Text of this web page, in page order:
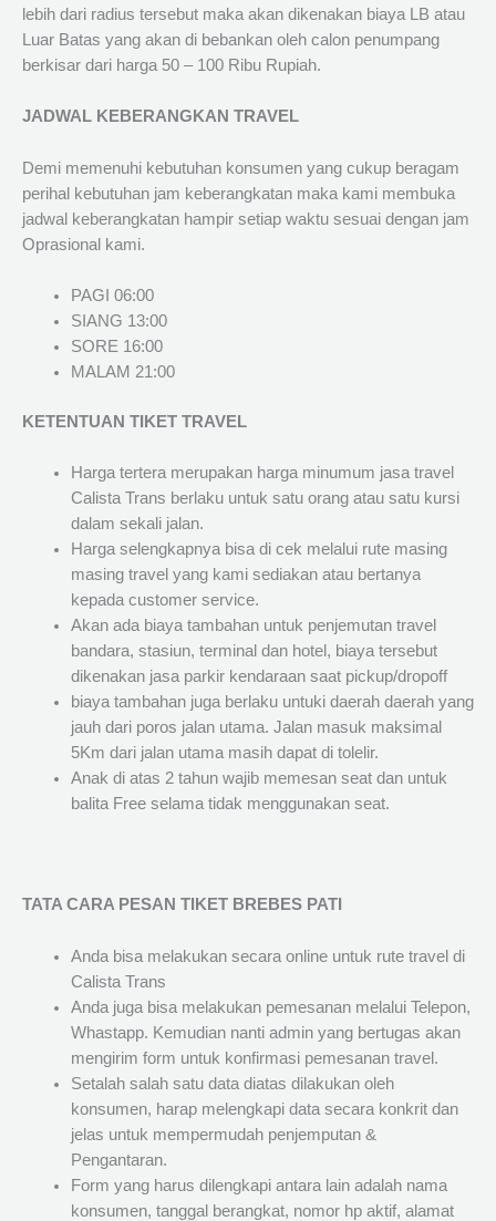
lebih dari radius tersebut maka akan dikenakan biaya LB atau
Luar Batas yang akan di bebankan oleh calon penumpang
berkisar dari harga 50 – 100 Ribu Rupiah.
JADWAL KEBERANGKAN TRAVEL
Demi memenuhi kebutuhan konsumen yang cukup beragam
perihal kebutuhan jam keberangkatan maka kami membuka
jadwal keberangkatan hampir setiap waktu sesuai dengan jam
Oprasional kami.
PAGI 06:00
SIANG 13:00
SORE 16:00
MALAM 21:00
KETENTUAN TIKET TRAVEL
Harga tertera merupakan harga minumum jasa travel
Calista Trans berlaku untuk satu orang atau satu kursi
dalam sekali jalan.
Harga selengkapnya bisa di cek melalui rute masing
masing travel yang kami sediakan atau bertanya
kepada customer service.
Akan ada biaya tambahan untuk penjemutan travel
bandara, stasiun, terminal dan hotel, biaya tersebut
dikenakan jasa parkir kendaraan saat pickup/dropoff
biaya tambahan juga berlaku untuki daerah daerah yang
jauh dari poros jalan utama. Jalan masuk maksimal
5Km dari jalan utama masih dapat di tolelir.
Anak di atas 2 tahun wajib memesan seat dan untuk
balita Free selama tidak menggunakan seat.
TATA CARA PESAN TIKET BREBES PATI
Anda bisa melakukan secara online untuk rute travel di
Calista Trans
Anda juga bisa melakukan pemesanan melalui Telepon,
Whastapp. Kemudian nanti admin yang bertugas akan
mengirim form untuk konfirmasi pemesanan travel.
Setalah salah satu data diatas dilakukan oleh
konsumen, harap melengkapi data secara konkrit dan
jelas untuk mempermudah penjemputan &
Pengantaran.
Form yang harus dilengkapi antara lain adalah nama
konsumen, tanggal berangkat, nomor hp aktif, alamat